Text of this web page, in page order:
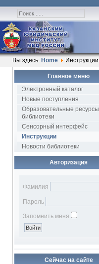
Вы здесь: Home Инструкции
Главное меню
Электронный каталог
Новые поступления
Образовательные ресурсы
библиотеки
Сенсорный интерфейс
Инструкции
Новости библиотеки
Авторизация
Фамилия
Пароль
Запомнить меня
Сейчас на сайте